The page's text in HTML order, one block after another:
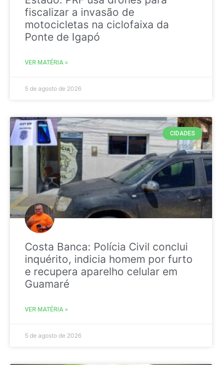
fiscalizar a invasão de
motocicletas na ciclofaixa da
Ponte de Igapó
VER MATÉRIA »
5 de agosto de 2026
CIDADES
Costa Banca: Polícia Civil conclui
inquérito, indicia homem por furto
e recupera aparelho celular em
Guamaré
VER MATÉRIA »
5 de agosto de 2026